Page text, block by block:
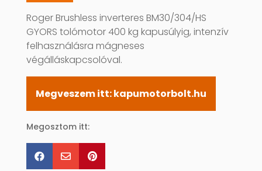
Roger Brushless inverteres BM30/304/HS
GYORS tolómotor 400 kg kapusúlyig, intenzív
felhasználásra mágneses
végálláskapcsolóval.
Megveszem itt: kapumotorbolt.hu
Megosztom itt:
  